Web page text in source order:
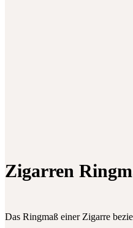
Zigarren
Das Ringmaß einer Zigarre